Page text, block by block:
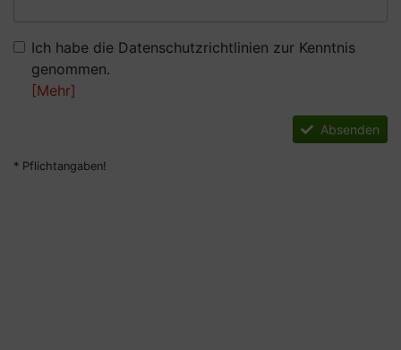
Ich habe die Datenschutzrichtlinien zur Kenntnis
genommen.
[Mehr]
Absenden
* Pflichtangaben!